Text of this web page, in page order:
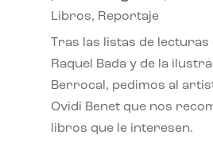
Libros, Reportaje
Tras las listas de lecturas
Raquel Bada y de la
Berrocal, pedimos al
Ovidi Benet que nos
libros que le interesen.